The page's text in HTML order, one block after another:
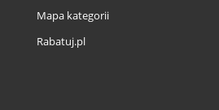
Mapa kategorii
Rabatuj.pl